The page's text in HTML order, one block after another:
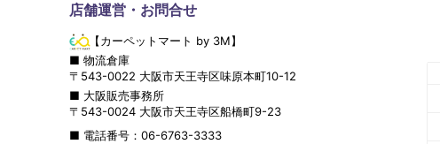
店舗運営・お問合せ
【カーペットマート by 3M】
■ 物流倉庫
〒 543-0022 大阪市天王寺区味原本町10-12
■ 大阪販売事務所
〒 543-0024 大阪市天王寺区船橋町9-23
■ 電話番号：06-6763-3333